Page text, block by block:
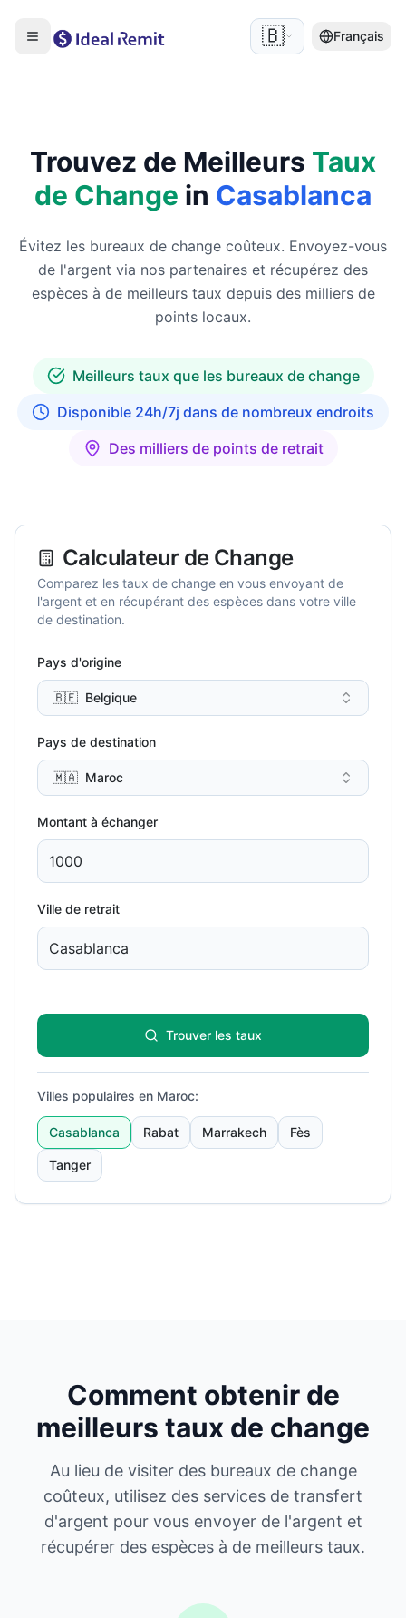
🇧🇪 Français
Trouvez de Meilleurs Taux
de Change in Casablanca
Évitez les bureaux de change coûteux. Envoyez-vous
de l'argent via nos partenaires et récupérez des
espèces à de meilleurs taux depuis des milliers de
points locaux.
Meilleurs taux que les bureaux de change
Disponible 24h/7j dans de nombreux endroits
Des milliers de points de retrait
Calculateur de Change
Comparez les taux de change en vous envoyant de
l'argent et en récupérant des espèces dans votre ville
de destination.
Pays d'origine
🇧🇪 Belgique
Pays de destination
🇲🇦 Maroc
Montant à échanger
Ville de retrait
Trouver les taux
Villes populaires en Maroc:
Casablanca Rabat Marrakech Fès
Tanger
Comment obtenir de
meilleurs taux de change
Au lieu de visiter des bureaux de change
coûteux, utilisez des services de transfert
d'argent pour vous envoyer de l'argent et
récupérer des espèces à de meilleurs taux.